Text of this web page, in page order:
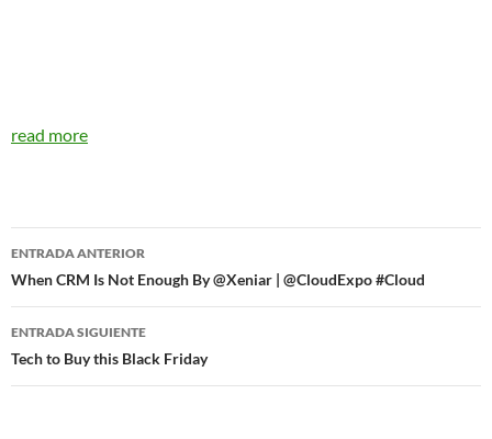
read more
Navegador
de
entradas
ENTRADA ANTERIOR
When CRM Is Not Enough By @Xeniar | @CloudExpo #Cloud
ENTRADA SIGUIENTE
Tech to Buy this Black Friday